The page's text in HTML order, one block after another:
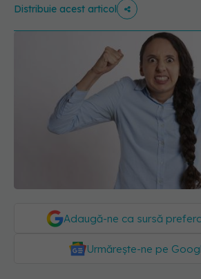
Distribuie acest articol
Adaugă-ne ca sursă
Urmărește-ne pe